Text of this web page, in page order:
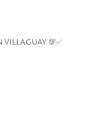
💯✅